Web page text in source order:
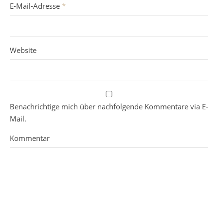
E-Mail-Adresse *
Website
Benachrichtige mich über nachfolgende Kommentare via E-
Mail.
Kommentar